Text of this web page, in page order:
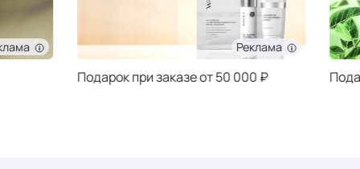
Реклама
Подарок при заказе от 50 000 ₽ Подарок при